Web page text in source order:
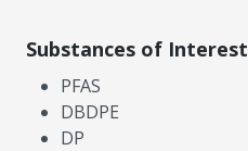
Substances of Interest
PFAS
DBDPE
DP